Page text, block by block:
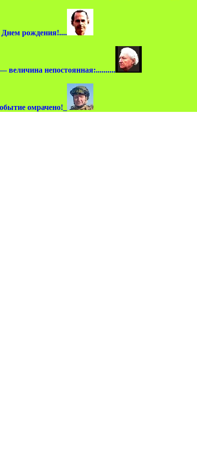
рождения!....
величина непостоянная:..........
омрачено!_